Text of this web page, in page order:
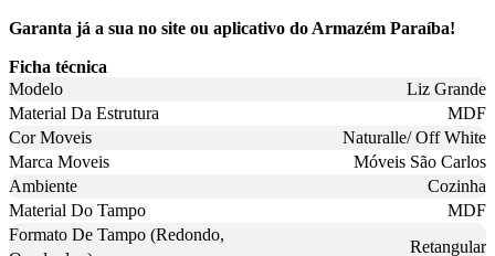
Garanta já a sua no site ou aplicativo do Armazém Paraíba!
Ficha técnica
Modelo
Liz Grande
Material Da Estrutura
MDF
Cor Moveis
Naturalle/ Off White
Marca Moveis
Móveis São Carlos
Ambiente
Cozinha
Material Do Tampo
MDF
Formato De Tampo (Redondo,
Retangular